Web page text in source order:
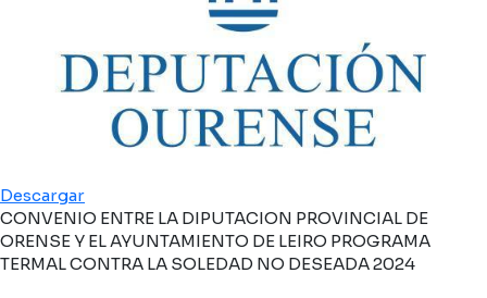
Descargar
CONVENIO ENTRE LA DIPUTACION PROVINCIAL DE
ORENSE Y EL AYUNTAMIENTO DE LEIRO PROGRAMA
TERMAL CONTRA LA SOLEDAD NO DESEADA 2024